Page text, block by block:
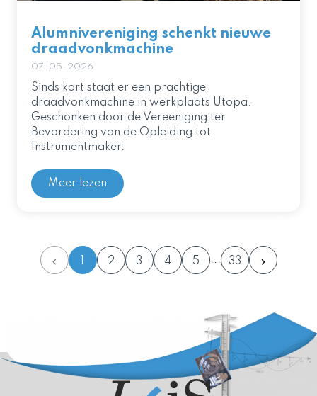
Alumnivereniging schenkt nieuwe
draadvonkmachine
07-05-2026
Sinds kort staat er een prachtige
draadvonkmachine in werkplaats Utopa.
Geschonken door de Vereeniging ter
Bevordering van de Opleiding tot
Instrumentmaker.
Meer lezen
2 3 4 5 33